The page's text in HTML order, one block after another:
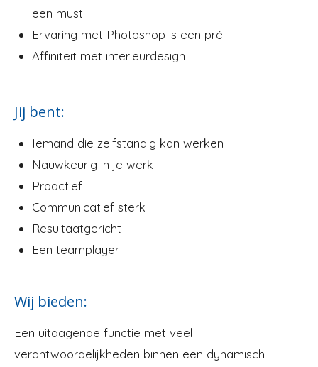
een must
Ervaring met Photoshop is een pré
Affiniteit met interieurdesign
Jij bent:
Iemand die zelfstandig kan werken
Nauwkeurig in je werk
Proactief
Communicatief sterk
Resultaatgericht
Een teamplayer
Wij bieden:
Een uitdagende functie met veel
verantwoordelijkheden binnen een dynamisch